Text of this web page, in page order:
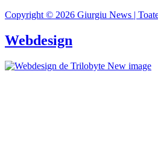
Copyright © 2026 Giurgiu News |
Webdesign